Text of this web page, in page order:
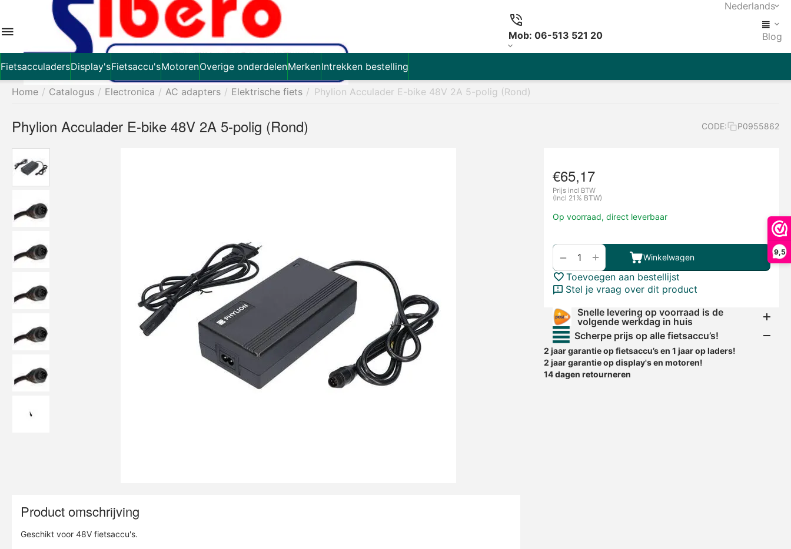
9,5
Nederlands
Mob: 06-513 521 20 Blog
FietsacculadersDisplay'sFietsaccu'sMotorenOverige onderdelenMerkenIntrekken bestelling
Home / Catalogus / Electronica / AC adapters / Elektrische fiets / Phylion Acculader E-bike 48V 2A 5-polig (Rond)
Phylion Acculader E-bike 48V 2A 5-polig (Rond) CODE: P0955862
€65,17
Prijs incl BTW
(Incl 21% BTW)
Op voorraad, direct leverbaar
+
− Winkelwagen
Toevoegen aan bestellijst
Stel je vraag over dit product
Snelle levering op voorraad is de
volgende werkdag in huis
Scherpe prijs op alle fietsaccu’s!
2 jaar garantie op fietsaccu’s en 1 jaar op laders!
2 jaar garantie op display's en motoren!
14 dagen retourneren
Product omschrijving
Geschikt voor 48V fietsaccu's.